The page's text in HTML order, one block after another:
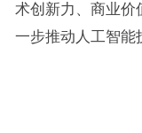
术创新力、商业价
一步推动人工智能